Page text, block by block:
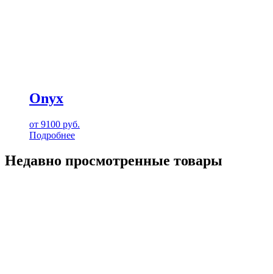
Onyx
от 9100 руб.
Подробнее
Недавно просмотренные товары